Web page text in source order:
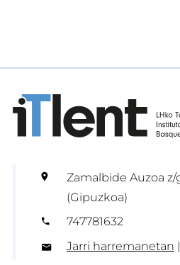
Zamalbide Auzoa
(Gipuzkoa)
747781632
Jarri harremanetan |